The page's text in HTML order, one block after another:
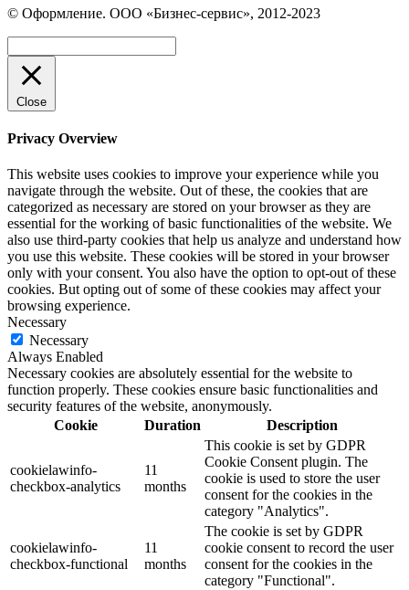
Вконтакте
открывается
в
новом
окне
WhatsApp
открывается
в
новом
окне
Telegram
открывается
в
новом
окне
© Оформление. ООО «Бизнес-сервис», 2012-2023
Close
Privacy Overview
This website uses cookies to improve your experience while you
navigate through the website. Out of these, the cookies that are
categorized as necessary are stored on your browser as they are
essential for the working of basic functionalities of the website. We
also use third-party cookies that help us analyze and understand how
you use this website. These cookies will be stored in your browser
only with your consent. You also have the option to opt-out of these
cookies. But opting out of some of these cookies may affect your
browsing experience.
Necessary
Necessary
Always Enabled
Necessary cookies are absolutely essential for the website to
function properly. These cookies ensure basic functionalities and
security features of the website, anonymously.
Cookie
Duration Description
cookielawinfo-
checkbox-analytics
11
months
This cookie is set by GDPR
Cookie Consent plugin. The
cookie is used to store the user
consent for the cookies in the
category "Analytics".
cookielawinfo-
checkbox-functional
11
months
The cookie is set by GDPR
cookie consent to record the user
consent for the cookies in the
category "Functional".